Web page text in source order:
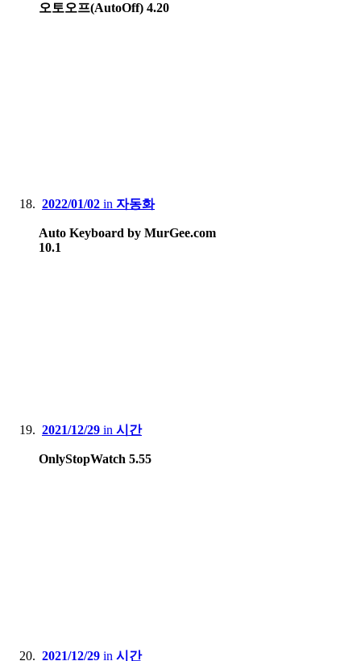
오토오프(AutoOff) 4.20
2022/01/02 in 자동화
Auto Keyboard by MurGee.com
10.1
2021/12/29 in 시간
OnlyStopWatch 5.55
2021/12/29 in 시간